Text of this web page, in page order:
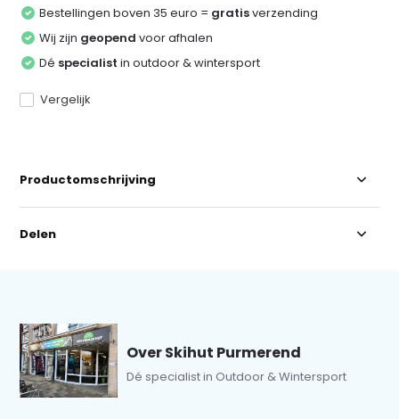
Bestellingen boven 35 euro = gratisverzending
Wij zijn geopend voor afhalen
Dé specialist in outdoor & wintersport
Vergelijk
Productomschrijving
Delen
Over Skihut Purmerend
Dé specialist in Outdoor & Wintersport